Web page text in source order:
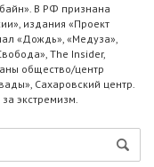
В РФ признана
издания «Проект
«Дождь», «Медуза»,
The Insider,
общество/центр
Сахаровский центр.
экстремизм.